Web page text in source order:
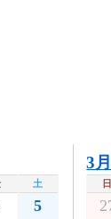
土
5
3月
日